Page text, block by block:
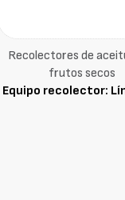
Recolectores de
frutos secos
Equipo recolector: